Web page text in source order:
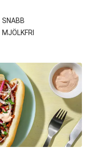
SNABB
MJÖLKFRI